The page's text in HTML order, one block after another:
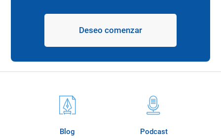
Deseo comenzar
Blog Podcast